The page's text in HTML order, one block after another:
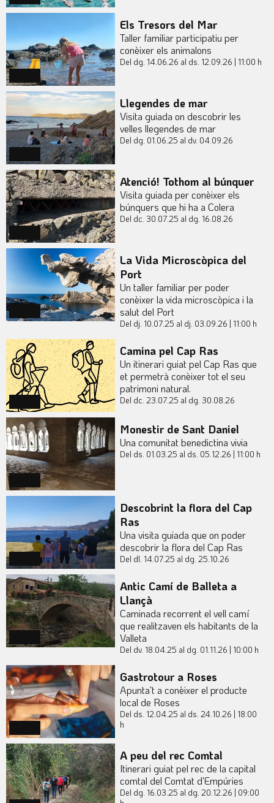
Els Tresors del Mar
Taller familiar participatiu per
conèixer els animalons
Del dg. 14.06.26 al ds. 12.09.26 | 11:00 h
Llegendes de mar
Visita guiada on descobrir les
velles llegendes de mar
Del dg. 01.06.25 al dv. 04.09.26
Atenció! Tothom al búnquer
Visita guiada per conèixer els
búnquers que hi ha a Colera
Del dc. 30.07.25 al dg. 16.08.26
La Vida Microscòpica del
Port
Un taller familiar per poder
conèixer la vida microscòpica i la
salut del Port
Del dj. 10.07.25 al dj. 03.09.26 | 11:00 h
Camina pel Cap Ras
Un itinerari guiat pel Cap Ras que
et permetrà conèixer tot el seu
patrimoni natural.
Del dc. 23.07.25 al dg. 30.08.26
Monestir de Sant Daniel
Una comunitat benedictina vivia
Del ds. 01.03.25 al ds. 05.12.26 | 11:00 h
Descobrint la flora del Cap
Ras
Una visita guiada que on poder
descobrir la flora del Cap Ras
Del dl. 14.07.25 al dg. 25.10.26
Antic Camí de Balleta a
Llançà
Caminada recorrent el vell camí
que realitzaven els habitants de la
Valleta
Del dv. 18.04.25 al dg. 01.11.26 | 10:00 h
Gastrotour a Roses
Apunta't a conèixer el producte
local de Roses
Del ds. 12.04.25 al ds. 24.10.26 | 18:00
h
A peu del rec Comtal
Itinerari guiat pel rec de la capital
comtal del Comtat d'Empúries
Del dg. 16.03.25 al dg. 20.12.26 | 09:00